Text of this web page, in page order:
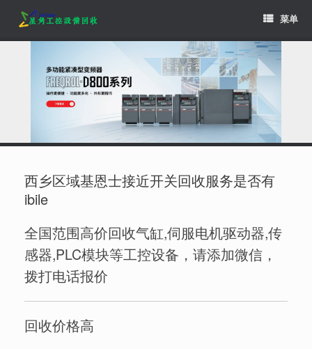
content
菜单
西乡区域基恩士接近开关回收服务是否有
ibile
全国范围高价回收气缸,伺服电机驱动器,传
感器,PLC模块等工控设备，请添加微信，
拨打电话报价
回收价格高